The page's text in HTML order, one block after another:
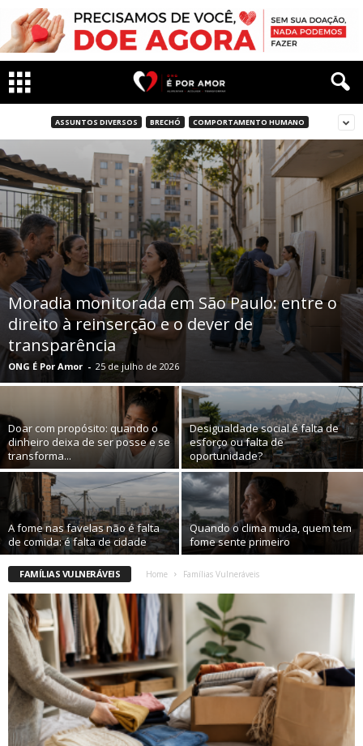
ASSUNTOS DIVERSOS BRECHÓ COMPORTAMENTO HUMANO
Moradia monitorada em São Paulo: entre o
direito à reinserção e o dever de
transparência
ONG É Por Amor - 25 de julho de 2026
Doar com propósito: quando o
dinheiro deixa de ser posse e se
transforma...
Desigualdade social é falta de
esforço ou falta de
oportunidade?
A fome nas favelas não é falta
de comida: é falta de cidade
Quando o clima muda, quem tem
fome sente primeiro
FAMÍLIAS VULNERÁVEIS Home Famílias Vulneráveis